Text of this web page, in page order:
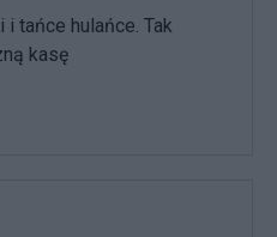
i tańce hulańce. Tak
kasę